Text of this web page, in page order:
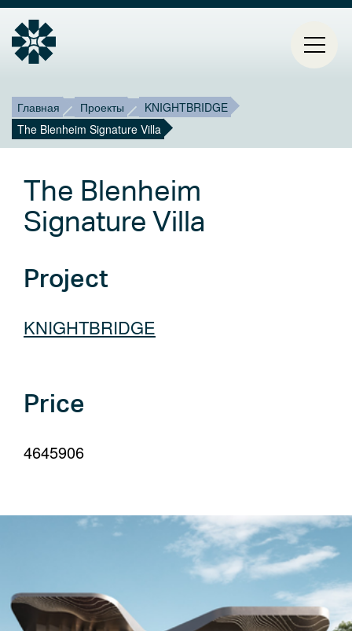
ГЛАВНАЯ
КОНТАКТЫ
Select
Строка
навигации
Главная Проекты
KNIGHTBRIDGE
The Blenheim Signature Villa
The Blenheim
Signature Villa
Project
KNIGHTBRIDGE
Price
4645906